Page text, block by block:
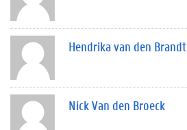
Hendrika van den Brandt
Nick Van den Broeck